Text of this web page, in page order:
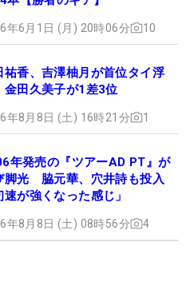
年6月1日 (月) 20時06分 10
祐香、吉澤柚月が首位タイ浮
田久美子が1差3位
年8月8日 (土) 16時21分 1
年発売の『ツアーAD PT』が
脚光 脇元華、穴井詩も投入
速が強くなった感じ」
年8月8日 (土) 08時56分 4